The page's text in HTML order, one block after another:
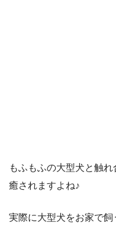
もふもふの大型犬と触
癒されますよね♪
実際に大型犬をお家で